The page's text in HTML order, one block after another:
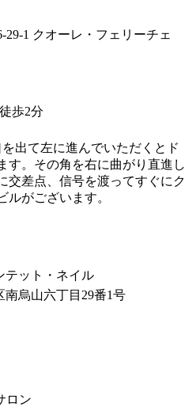
1 クオーレ・フェリーチェ
歩2分
出て左に進んでいただくとド
す。その角を右に曲がり直進し
交差点、信号を渡ってすぐにク
ルがございます。
テット・ネイル
南烏山六丁目29番1号
ロン